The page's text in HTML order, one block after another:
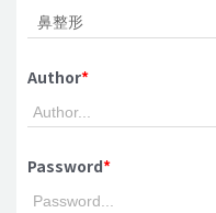
idニュース
病院紹介
安全整形
ご相談のお問い合わせ
Author*
Password*